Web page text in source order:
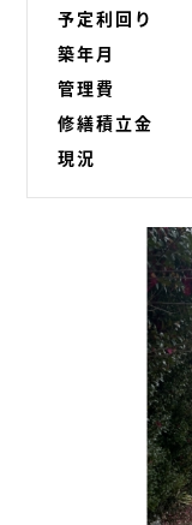
予定利回り
築年月
管理費
修繕積立金
現況